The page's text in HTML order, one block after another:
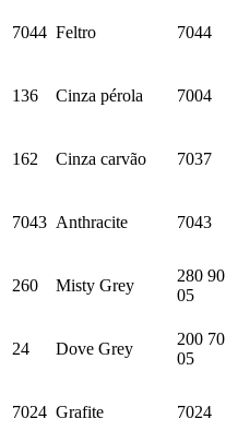
7044 Feltro 7044
136 Cinza pérola 7004
162 Cinza carvão 7037
7043 Anthracite 7043
260 Misty Grey
280 90
05
24 Dove Grey
200 70
05
7024 Grafite 7024